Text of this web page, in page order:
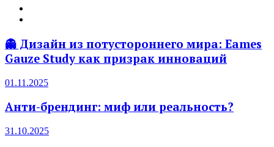
👻 Дизайн из потустороннего мира: Eames
Gauze Study как призрак инноваций
01.11.2025
Анти-брендинг: миф или реальность?
31.10.2025